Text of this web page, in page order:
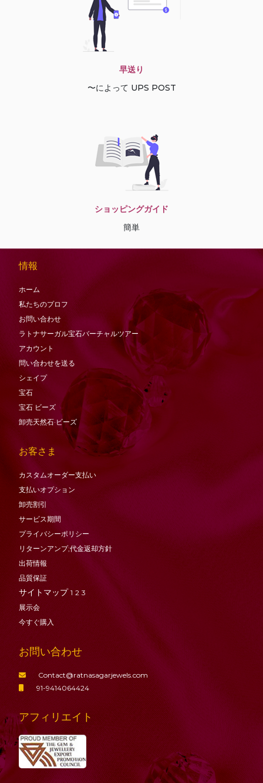
早送り
〜によって UPS POST
ショッピングガイド
簡単
情報
ホーム
私たちのプロフ
お問い合わせ
ラトナサーガル宝石バーチャ​​ルツアー
アカウント
問い合わせを送る
シェイプ
宝石
宝石 ビーズ
卸売天然石·ビーズ
お客さま
カスタムオーダー支払い
支払いオプション
卸売割引
サービス期間
プライバシーポリシー
リターンアンプ;代金返却方針
出荷情報
品質保証
サイトマップ 1 2 3
展示会
今すぐ購入
お問い合わせ
Contact@ratnasagarjewels.com
91-9414064424
アフィリエイト